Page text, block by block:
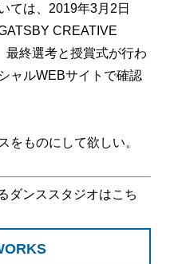
ては、2019年3月2日
CREATIVE
最終選考と授賞式が行わ
ャルWEBサイトで確認
をものにして欲しい。
ダンススタジオはこち